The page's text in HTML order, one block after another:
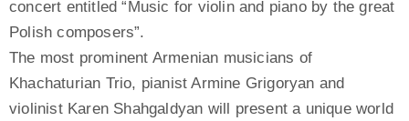
concert entitled “Music for violin and piano by the great
Polish composers”.
The most prominent Armenian musicians of
Khachaturian Trio, pianist Armine Grigoryan and
violinist Karen Shahgaldyan will present a unique world